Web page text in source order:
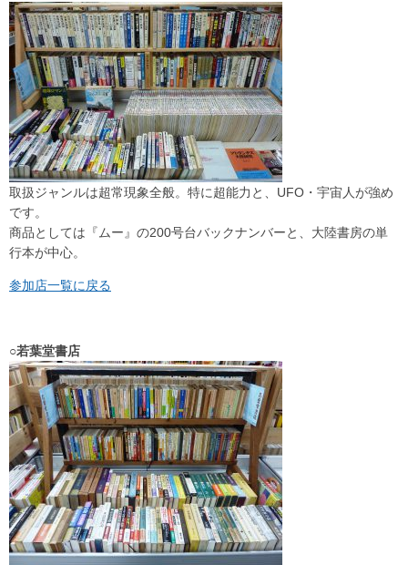
取扱ジャンルは超常現象全般。特に超能力と、UFO・宇宙人が強め
です。
商品としては『ムー』の200号台バックナンバーと、大陸書房の単
行本が中心。
参加店一覧に戻る
○若葉堂書店